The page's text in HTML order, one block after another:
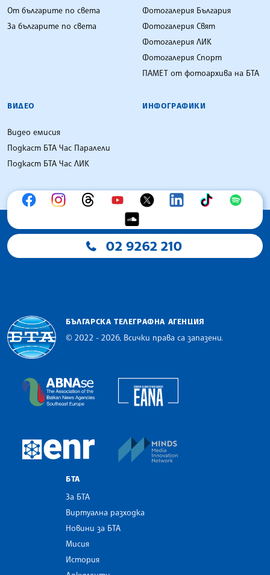
От българите по света
За българите по света
Фотогалерия България
Фотогалерия Свят
Фотогалерия ЛИК
Фотогалерия Спорт
ПАМЕТ от фотоархива на БТА
ВИДЕО
Видео емисия
Подкаст БТА Час Паралели
Подкаст БТА Час ЛИК
ИНФОГРАФИКИ
02 9262 210
БЪЛГАРСКА ТЕЛЕГРАФНА АГЕНЦИЯ
© 2022 - 2026, Всички права са запазени.
The Assocoation of the Balkan News Agencies
European Newsroom
БТА
За БТА
Виртуална разходка
Новини за БТА
Мисия
История